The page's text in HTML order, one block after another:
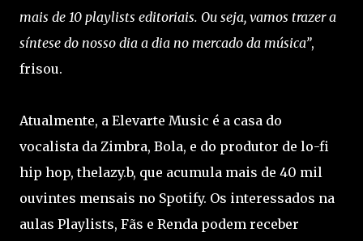
mais de 10 playlists editoriais. Ou seja, vamos trazer a
síntese do nosso dia a dia no mercado da música”,
frisou.
Atualmente, a Elevarte Music é a casa do
vocalista da Zimbra, Bola, e do produtor de lo-fi
hip hop, thelazy.b, que acumula mais de 40 mil
ouvintes mensais no Spotify. Os interessados na
aulas Playlists, Fãs e Renda podem receber